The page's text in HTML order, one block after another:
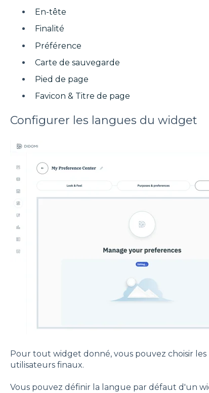
En-tête
Finalité
Préférence
Carte de sauvegarde
Pied de page
Favicon & Titre de page
Configurer les langues du widget
Pour tout widget donné, vous pouvez choisir les
utilisateurs finaux.
Vous pouvez définir la langue par défaut d'un